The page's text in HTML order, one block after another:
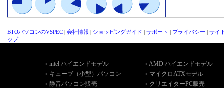
BTOパソコンのVSPEC | 会社情報 | ショッピングガイド | サポート | プライバシー | サイ
ップ
> intel ハイエンドモデル > AMD ハイエンドモデル
> キューブ（小型）パソコン > マイクロATXモデル
> 静音パソコン販売 > クリエイターPC販売